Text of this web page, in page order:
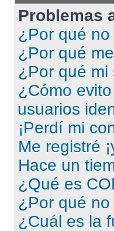
Problemas
¿Por qué
¿Por qué
¿Por qué mi
¿Cómo
usuarios
¡Perdí mi
Me registré
Hace un
¿Qué es
¿Por qué
¿Cuál es la